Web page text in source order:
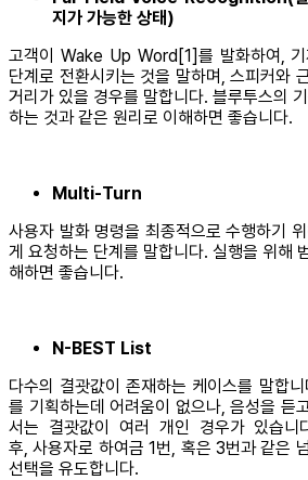
지가 가능한 상태)
고객이 Wake Up Word[1]를 발화하여,
단계로 전환시키는 것을 말하며, 스피커와
거리가 있을 경우를 말합니다. 블루투스의
하는 것과 같은 원리로 이해하면 좋습니다.
Multi-Turn
사용자 발화 명령을 최종적으로 수행하기
게 요청하는 단계를 말합니다. 실행을 위해
해하면 좋습니다.
N-BEST List
다수의 결괏값이 존재하는 케이스를 말합
를 기획하는데 어려움이 없으나, 음성을 듣
서는 결괏값이 여러 개인 경우가 있습니
후, 사용자로 하여금 1번, 혹은 3번과 같은
선택을 유도합니다.